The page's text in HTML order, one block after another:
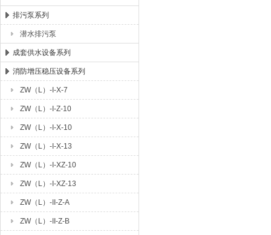
排污泵系列
潜水排污泵
成套供水设备系列
消防增压稳压设备系列
ZW（L）-I-X-7
ZW（L）-I-Z-10
ZW（L）-I-X-10
ZW（L）-I-X-13
ZW（L）-I-XZ-10
ZW（L）-I-XZ-13
ZW（L）-II-Z-A
ZW（L）-II-Z-B